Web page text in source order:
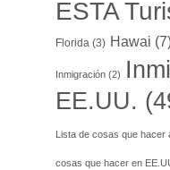
ESTA
Florida(3) Hawai
Inmigración(2)
EE.UU.
Lista de cosas que hacer
cosas que hacer en